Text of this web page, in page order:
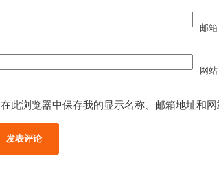
邮箱
网站
在此浏览器中保存我的显示名称、邮箱地址和网